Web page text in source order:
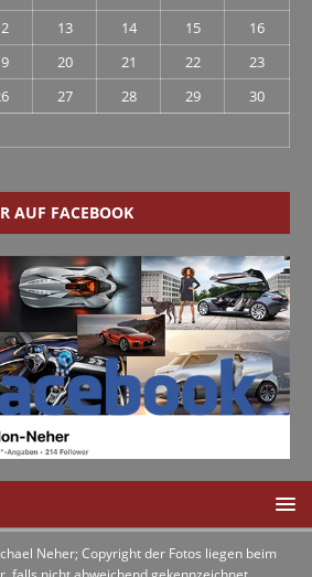
13 14 15
16
20 21 22
23
27 28 29
30
AUF FACEBOOK
Neher; Copyright der Fotos liegen beim